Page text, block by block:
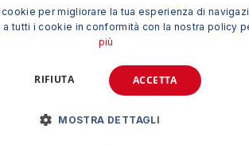
INTERESSARE ANCHE
per migliorare la tua esperienza di
tutti i cookie in conformità con la nostra policy
più
ACCETTA
RIFIUTA
MOSTRA DETTAGLI